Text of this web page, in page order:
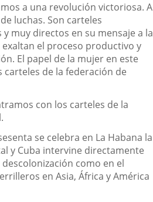
a una revolución victoriosa. A
luchas. Son carteles
muy directos en su mensaje a la
el proceso productivo y
El papel de la mujer en este
carteles de la federación de
con los carteles de la
se celebra en La Habana la
y Cuba intervine directamente
como en el
en Asia, África y América